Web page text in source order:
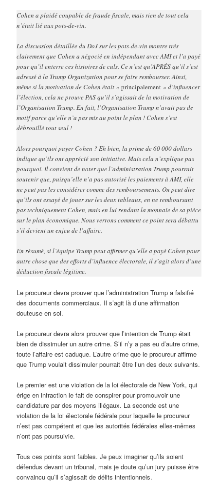
Cohen a plaidé coupable de fraude fiscale, mais rien de tout cela
n’était lié aux pots-de-vin.
La discussion détaillée du DoJ sur les pots-de-vin montre très
clairement que Cohen a négocié en indépendant avec AMI et l’a payé
pour qu’il enterre ces histoires de culs. Ce n’est qu’APRÈS qu’il s’est
adressé à la Trump Organization pour se faire rembourser. Ainsi,
même si la motivation de Cohen était «principalement » d’influencer
l’élection, cela ne prouve PAS qu’il s’agissait de la motivation de
l’Organisation Trump. En fait, l’Organisation Trump n’avait pas de
motif parce qu’elle n’a pas mis au point le plan ! Cohen s’est
débrouillé tout seul !
Alors pourquoi payer Cohen ? Eh bien, la prime de 60 000 dollars
indique qu’ils ont apprécié son initiative. Mais cela n’explique pas
pourquoi. Il convient de noter que l’administration Trump pourrait
soutenir que, puisqu’elle n’a pas autorisé les paiements à AMI, elle
ne peut pas les considérer comme des remboursements. On peut dire
qu’ils ont essayé de jouer sur les deux tableaux, en ne remboursant
pas techniquement Cohen, mais en lui rendant la monnaie de sa pièce
sur le plan économique. Nous verrons comment ce point sera débattu
s’il devient un enjeu de l’affaire.
En résumé, si l’équipe Trump peut affirmer qu’elle a payé Cohen pour
autre chose que des efforts d’influence électorale, il s’agit alors d’une
déduction fiscale légitime.
Le procureur devra prouver que l’administration Trump a falsifié
des documents commerciaux. Il s’agit là d’une affirmation
douteuse en soi.
Le procureur devra alors prouver que l’intention de Trump était
bien de dissimuler un autre crime. S’il n’y a pas eu d’autre crime,
toute l’affaire est caduque. L’autre crime que le procureur affirme
que Trump voulait dissimuler pourrait être l’un des deux suivants.
Le premier est une violation de la loi électorale de New York, qui
érige en infraction le fait de conspirer pour promouvoir une
candidature par des moyens illégaux. La seconde est une
violation de la loi électorale fédérale pour laquelle le procureur
n’est pas compétent et que les autorités fédérales elles-mêmes
n’ont pas poursuivie.
Tous ces points sont faibles. Je peux imaginer qu’ils soient
défendus devant un tribunal, mais je doute qu’un jury puisse être
convaincu qu’il s’agissait de délits intentionnels.